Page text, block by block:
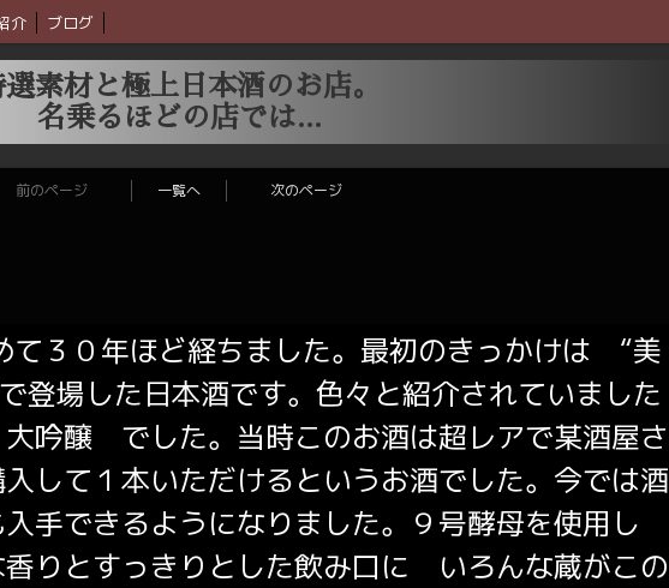
介 ブログ
素材と極上日本酒のお店。
名乗るほどの店では...
前のページ 一覧へ 次のページ
て３０年ほど経ちました。最初のきっかけは “美
登場した日本酒です。色々と紹介されていました
醸 でした。当時このお酒は超レアで某酒屋さ
して１本いただけるというお酒でした。今では酒
手できるようになりました。９号酵母を使用し
りとすっきりとした飲み口に いろんな蔵がこの